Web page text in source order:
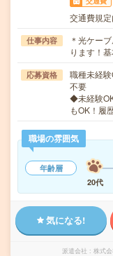
交通費規
仕事内容
＊光ケー
ります！
応募資格
職種未経
不要
◆未経験
もOK！履
職場の雰囲気
年齢層
20代
気になる!
派遣会社 株式